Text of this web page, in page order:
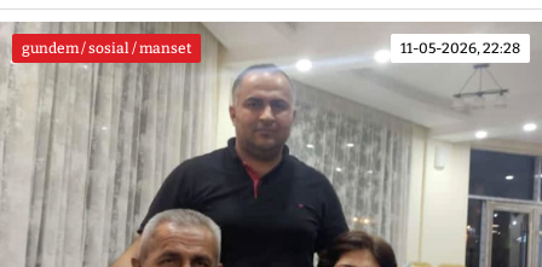
gundem / sosial / manset 11-05-2026, 22:28